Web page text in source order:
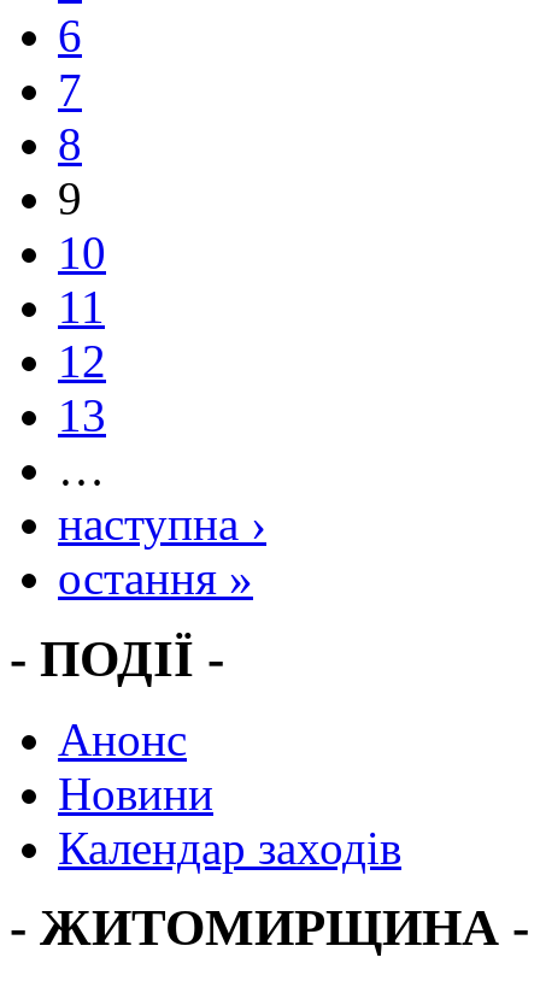
6
7
8
9
10
11
12
13
…
наступна ›
остання »
- ПОДІЇ -
Анонс
Новини
Календар заходів
- ЖИТОМИРЩИНА -